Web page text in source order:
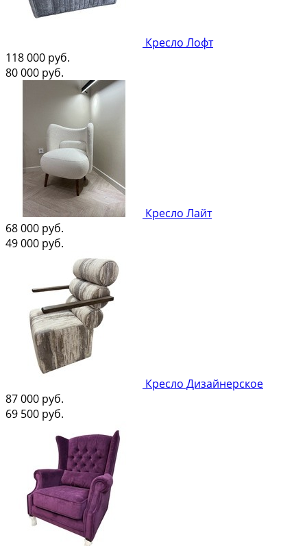
Кресло Лофт
118 000 руб.
80 000 руб.
Кресло Лайт
68 000 руб.
49 000 руб.
Кресло Дизайнерское
87 000 руб.
69 500 руб.